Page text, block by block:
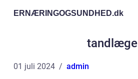
ERNÆRINGOGSUNDHED.dk
tandlæge
01 juli 2024 admin